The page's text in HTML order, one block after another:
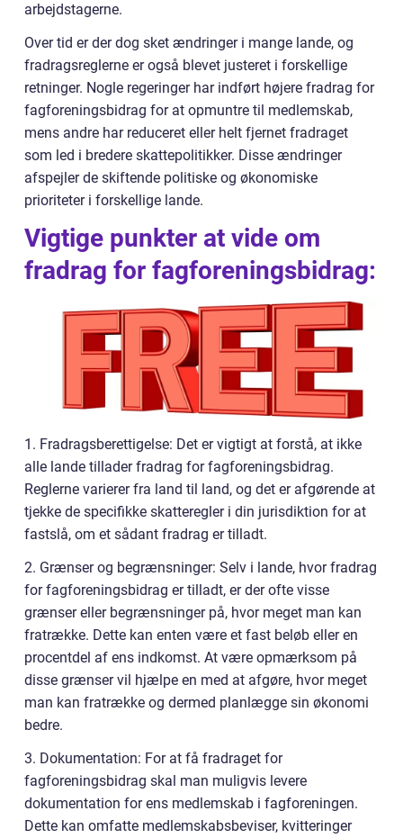
arbejdstagerne.
Over tid er der dog sket ændringer i mange lande, og
fradragsreglerne er også blevet justeret i forskellige
retninger. Nogle regeringer har indført højere fradrag for
fagforeningsbidrag for at opmuntre til medlemskab,
mens andre har reduceret eller helt fjernet fradraget
som led i bredere skattepolitikker. Disse ændringer
afspejler de skiftende politiske og økonomiske
prioriteter i forskellige lande.
Vigtige punkter at vide om
fradrag for fagforeningsbidrag:
1. Fradragsberettigelse: Det er vigtigt at forstå, at ikke
alle lande tillader fradrag for fagforeningsbidrag.
Reglerne varierer fra land til land, og det er afgørende at
tjekke de specifikke skatteregler i din jurisdiktion for at
fastslå, om et sådant fradrag er tilladt.
2. Grænser og begrænsninger: Selv i lande, hvor fradrag
for fagforeningsbidrag er tilladt, er der ofte visse
grænser eller begrænsninger på, hvor meget man kan
fratrække. Dette kan enten være et fast beløb eller en
procentdel af ens indkomst. At være opmærksom på
disse grænser vil hjælpe en med at afgøre, hvor meget
man kan fratrække og dermed planlægge sin økonomi
bedre.
3. Dokumentation: For at få fradraget for
fagforeningsbidrag skal man muligvis levere
dokumentation for ens medlemskab i fagforeningen.
Dette kan omfatte medlemskabsbeviser, kvitteringer